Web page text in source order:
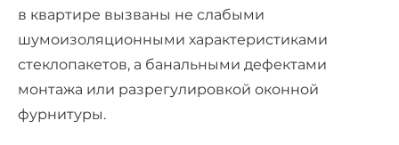
в квартире вызваны не слабыми
шумоизоляционными характеристиками
стеклопакетов, а банальными дефектами
монтажа или разрегулировкой оконной
фурнитуры.